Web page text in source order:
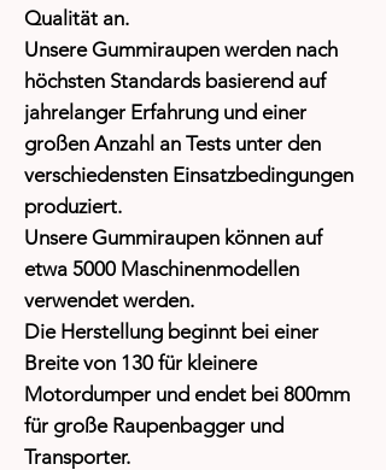
Qualität an.
Unsere Gummiraupen werden nach
höchsten Standards basierend auf
jahrelanger Erfahrung und einer
großen Anzahl an Tests unter den
verschiedensten Einsatzbedingungen
produziert.
Unsere Gummiraupen können auf
etwa 5000 Maschinenmodellen
verwendet werden.
Die Herstellung beginnt bei einer
Breite von 130 für kleinere
Motordumper und endet bei 800mm
für große Raupenbagger und
Transporter.